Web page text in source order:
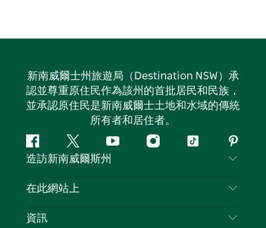
新南威爾士州旅遊局（Destination NSW）承
認並尊重原住民作為該州的首批居民和民族，
並承認原住民是新南威爾士土地和水域的傳統
所有者和居住者。
Facebook嘰
嘰
喳
Youtube Instagram
抖
造訪新南威爾斯州
聯絡我們
在此網站上
目的地
資訊